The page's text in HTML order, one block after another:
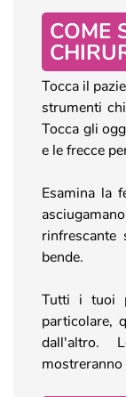
COME
Tocca il
strumenti
Tocca gli
e le frecce
Esamina la
bende.
Tutti i tuoi
particolare,
dall'altro.
mostreranno